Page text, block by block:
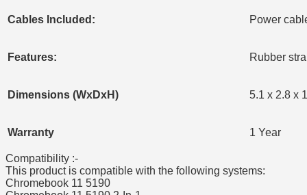
Cables Included: Power
Features: Rubber
Dimensions (WxDxH) 5.1 x 2.8 x
Warranty 1 Year
Compatibility :-
This product is compatible with the following systems:
Chromebook 11 5190